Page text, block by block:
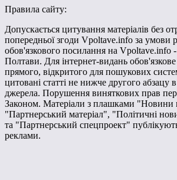
Правила сайту:
Допускається цитування матеріалів без
попередньої згоди Vpoltave.info за умови
обов'язкового посилання на Vpoltave.info
Полтави. Для інтернет-видань
прямого, відкритого для пошукових
цитовані статті не нижче другого абзацу в
джерела. Порушення виняткових прав
Законом. Матеріали з плашками
"Партнерський матеріал", "Політичні
та "Партнерський спецпроект"
реклами.